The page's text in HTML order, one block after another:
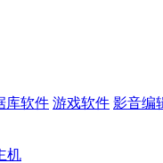
库软件 游戏软件 影音编
机